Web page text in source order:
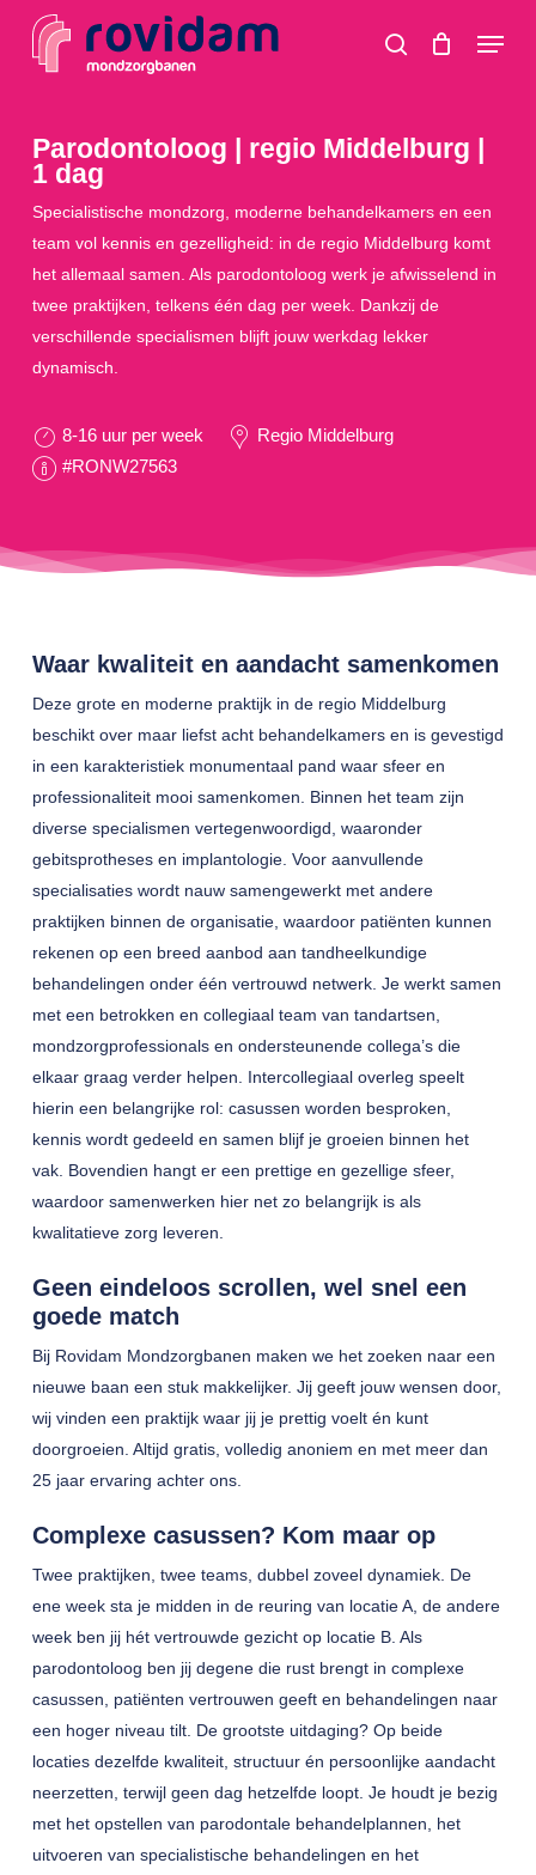
search
Menu
Parodontoloog | regio Middelburg |
1 dag
Specialistische mondzorg, moderne behandelkamers en een
team vol kennis en gezelligheid: in de regio Middelburg komt
het allemaal samen. Als parodontoloog werk je afwisselend in
twee praktijken, telkens één dag per week. Dankzij de
verschillende specialismen blijft jouw werkdag lekker
dynamisch.
8-16 uur per week
Regio Middelburg
#RONW27563
Waar kwaliteit en aandacht samenkomen
Deze grote en moderne praktijk in de regio Middelburg
beschikt over maar liefst acht behandelkamers en is gevestigd
in een karakteristiek monumentaal pand waar sfeer en
professionaliteit mooi samenkomen. Binnen het team zijn
diverse specialismen vertegenwoordigd, waaronder
gebitsprotheses en implantologie. Voor aanvullende
specialisaties wordt nauw samengewerkt met andere
praktijken binnen de organisatie, waardoor patiënten kunnen
rekenen op een breed aanbod aan tandheelkundige
behandelingen onder één vertrouwd netwerk. Je werkt samen
met een betrokken en collegiaal team van tandartsen,
mondzorgprofessionals en ondersteunende collega’s die
elkaar graag verder helpen. Intercollegiaal overleg speelt
hierin een belangrijke rol: casussen worden besproken,
kennis wordt gedeeld en samen blijf je groeien binnen het
vak. Bovendien hangt er een prettige en gezellige sfeer,
waardoor samenwerken hier net zo belangrijk is als
kwalitatieve zorg leveren.
Geen eindeloos scrollen, wel snel een
goede match
Bij Rovidam Mondzorgbanen maken we het zoeken naar een
nieuwe baan een stuk makkelijker. Jij geeft jouw wensen door,
wij vinden een praktijk waar jij je prettig voelt én kunt
doorgroeien. Altijd gratis, volledig anoniem en met meer dan
25 jaar ervaring achter ons.
Complexe casussen? Kom maar op
Twee praktijken, twee teams, dubbel zoveel dynamiek. De
ene week sta je midden in de reuring van locatie A, de andere
week ben jij hét vertrouwde gezicht op locatie B. Als
parodontoloog ben jij degene die rust brengt in complexe
casussen, patiënten vertrouwen geeft en behandelingen naar
een hoger niveau tilt. De grootste uitdaging? Op beide
locaties dezelfde kwaliteit, structuur én persoonlijke aandacht
neerzetten, terwijl geen dag hetzelfde loopt. Je houdt je bezig
met het opstellen van parodontale behandelplannen, het
uitvoeren van specialistische behandelingen en het